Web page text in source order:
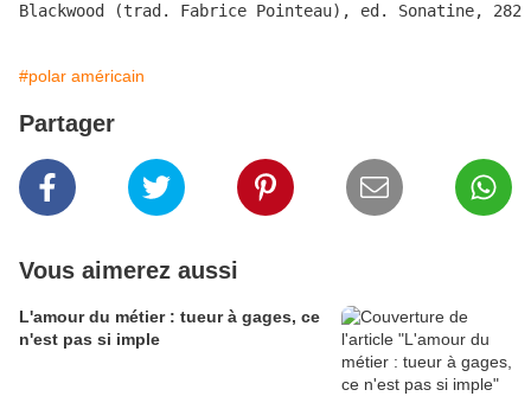
Blackwood (trad. Fabrice Pointeau), ed. Sonatine, 282
#polar américain
Partager
Vous aimerez aussi
L'amour du métier : tueur à gages, ce
n'est pas si imple